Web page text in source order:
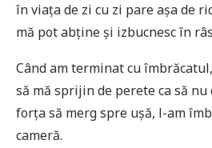
în viața de zi cu zi pare așa de
mă pot abține și izbucnesc în
Când am terminat cu
să mă sprijin de perete ca să nu
forța să merg spre ușă, l-am
cameră.